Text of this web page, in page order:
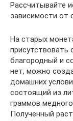
Рассчитывайте
зависимости от
На старых
присутствовать
благородный и
нет, можно
домашних
состоящий из
граммов
Полученный